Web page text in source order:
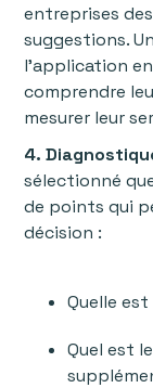
entreprises
suggestions.
l'application
comprendre
mesurer leur
4.
sélectionné
de points qui
décision :
Quelle
Quel est